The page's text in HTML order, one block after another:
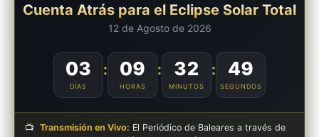
Cuenta Atrás para el Eclipse Solar Total
12 de Agosto de 2026
03
DÍAS
: 09
HORAS
: 32
MINUTOS
: 48
SEGUNDOS
📺 Transmisión en Vivo: El Periódico de Baleares a través de